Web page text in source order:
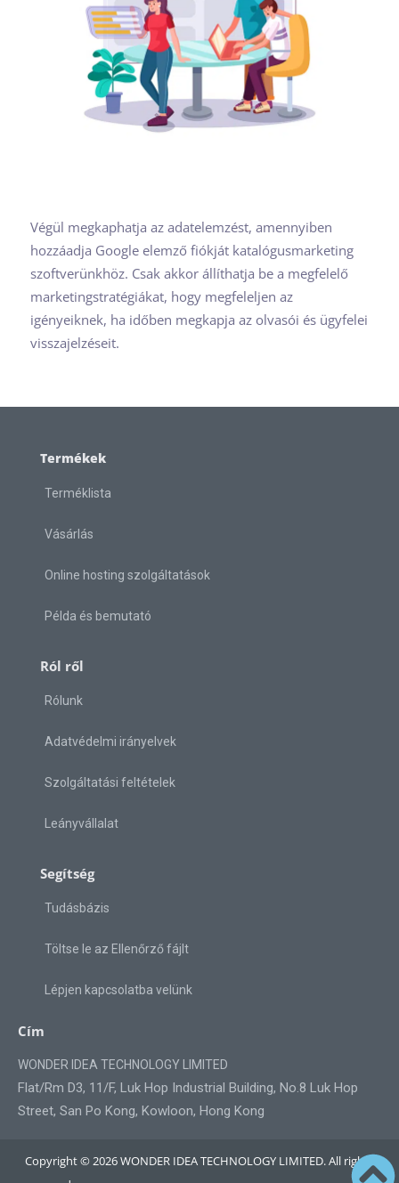
Végül megkaphatja az adatelemzést, amennyiben
hozzáadja Google elemző fiókját katalógusmarketing
szoftverünkhöz. Csak akkor állíthatja be a megfelelő
marketingstratégiákat, hogy megfeleljen az
igényeiknek, ha időben megkapja az olvasói és ügyfelei
visszajelzéseit.
Termékek
Terméklista
Vásárlás
Online hosting szolgáltatások
Példa és bemutató
Ról ről
Rólunk
Adatvédelmi irányelvek
Szolgáltatási feltételek
Leányvállalat
Segítség
Tudásbázis
Töltse le az Ellenőrző fájlt
Lépjen kapcsolatba velünk
Cím
WONDER IDEA TECHNOLOGY LIMITED
Flat/Rm D3, 11/F, Luk Hop Industrial Building, No.8 Luk Hop
Street, San Po Kong, Kowloon, Hong Kong
Copyright © 2026 WONDER IDEA TECHNOLOGY LIMITED. All rights